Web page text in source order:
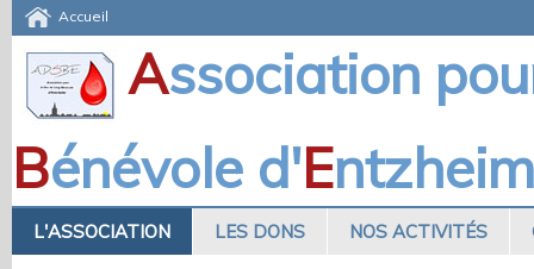
Accueil
Association
Bénévole d'Entzheim
L'ASSOCIATION LES DONS NOS ACTIVITÉS